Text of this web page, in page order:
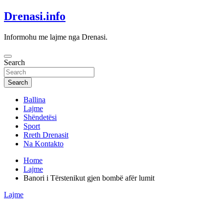
Skip
to
Drenasi.info
Informohu me lajme nga Drenasi.
Search
Search
Ballina
Lajme
Shëndetësi
Sport
Rreth Drenasit
Na Kontakto
Home
Lajme
Banori i Tërstenikut gjen bombë afër lumit
Lajme